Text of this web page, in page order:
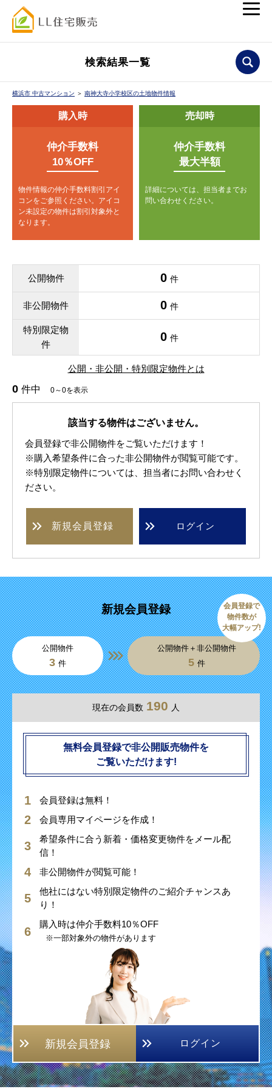
検索結果一覧
横浜市 中古マンション ＞ 南神大寺小学校区の土地物件情報
購入時
仲介手数料
10％OFF
物件情報の仲介手数料割引アイ
コンをご参照ください。 アイコ
ン未設定の物件は割引対象外と
なります。
売却時
仲介手数料
最大半額
詳細については、担当者までお
問い合わせください。
公開物件 0 件
非公開物件 0 件
特別限定物
件
0 件
公開・非公開・特別限定物件とは
0 件中 0～0を表示
該当する物件はございません。
会員登録で非公開物件をご覧いただけます！
※購入希望条件に合った非公開物件が閲覧可能です。
※特別限定物件については、担当者にお問い合わせく
ださい。
新規会員登録 ログイン
新規会員登録
公開物件
3 件
公開物件＋非公開物件
5 件
会員登録で
物件数が
大幅アップ!
現在の会員数 190 人
無料会員登録で非公開販売物件を
ご覧いただけます!
会員登録は無料！
会員専用マイページを作成！
希望条件に合う新着・価格変更物件をメール配
信！
非公開物件が閲覧可能！
他社にはない特別限定物件のご紹介チャンスあ
り！
購入時は仲介手数料10％OFF
※一部対象外の物件があります
新規会員登録 ログイン